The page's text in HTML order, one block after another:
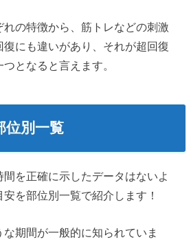
れの特徴から、筋トレなどの刺激
にも違いがあり、それが超回復
となると言えます。
位別一覧
を正確に示したデータはないよ
を部位別一覧で紹介します！
期間が一般的に知られていま